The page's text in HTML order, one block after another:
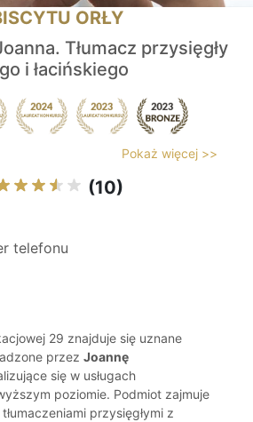
ORŁY
Tłumacz przysięgły
i łacińskiego
Pokaż więcej >>
(10)
telefonu
29 znajduje się uznane
przez Joannę
się w usługach
poziomie. Podmiot zajmuje
przysięgłymi z